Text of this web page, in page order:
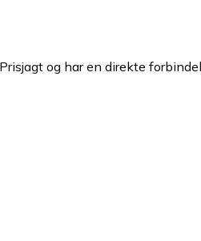
og har en direkte